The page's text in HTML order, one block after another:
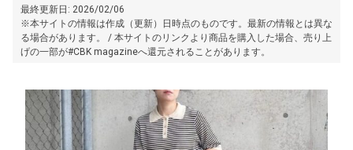
最終更新日: 2026/02/06
※本サイトの情報は作成（更新）日時点のものです。最新の情報とは異な
る場合があります。 / 本サイトのリンクより商品を購入した場合、売り上
げの一部が#CBK magazineへ還元されることがあります。